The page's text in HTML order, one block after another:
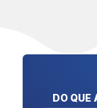
DO QUE